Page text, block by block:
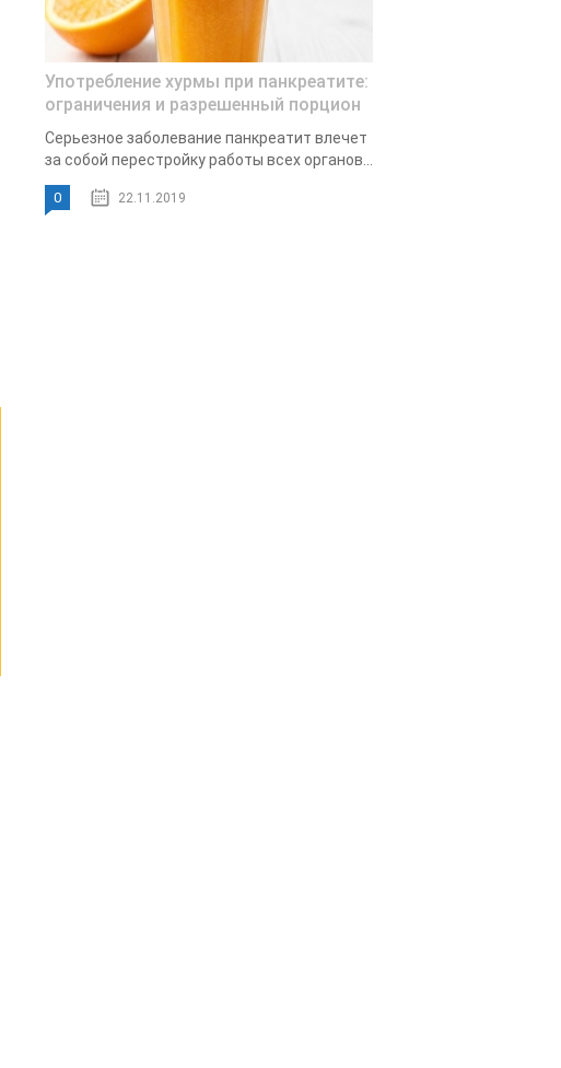
Употребление хурмы при панкреатите:
ограничения и разрешенный порцион
Серьезное заболевание панкреатит влечет
за собой перестройку работы всех органов...
0 22.11.2019